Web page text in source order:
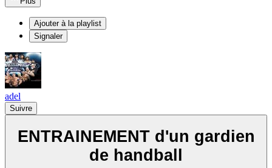
Ajouter à la playlist
Signaler
adel
Suivre
ENTRAINEMENT d'un gardien
de handball